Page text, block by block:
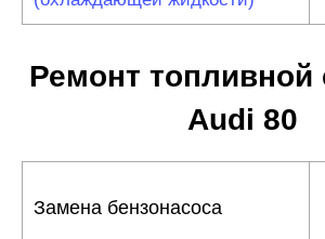
Ремонт топливной
Audi 80
Замена бензонасоса